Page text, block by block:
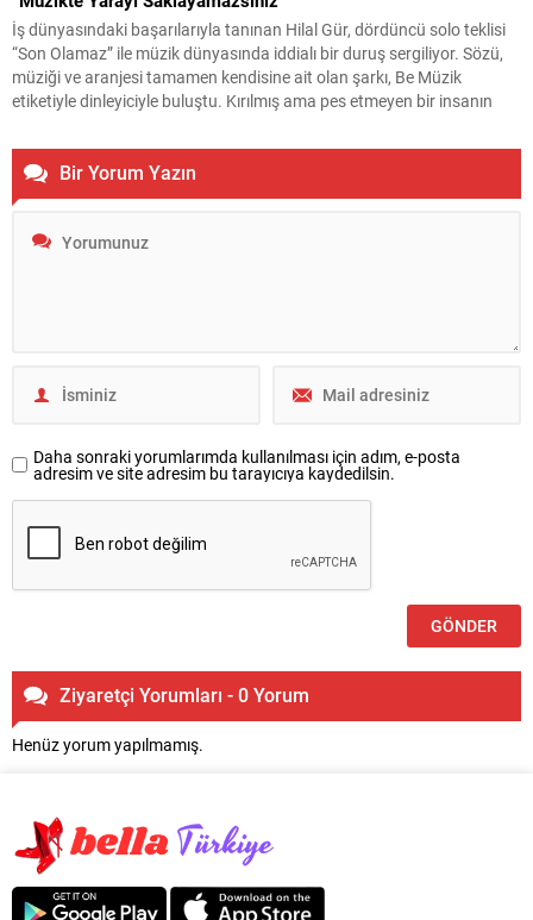
İş dünyasındaki başarılarıyla tanınan Hilal Gür, dördüncü solo teklisi
“Son Olamaz” ile müzik dünyasında iddialı bir duruş sergiliyor. Sözü,
müziği ve aranjesi tamamen kendisine ait olan şarkı, Be Müzik
etiketiyle dinleyiciyle buluştu. Kırılmış ama pes etmeyen bir insanın
türden. Yönetmen...
Bir Yorum Yazın
Daha sonraki yorumlarımda kullanılması için adım, e-posta
adresim ve site adresim bu tarayıcıya kaydedilsin.
Ziyaretçi Yorumları - 0 Yorum
Henüz yorum yapılmamış.